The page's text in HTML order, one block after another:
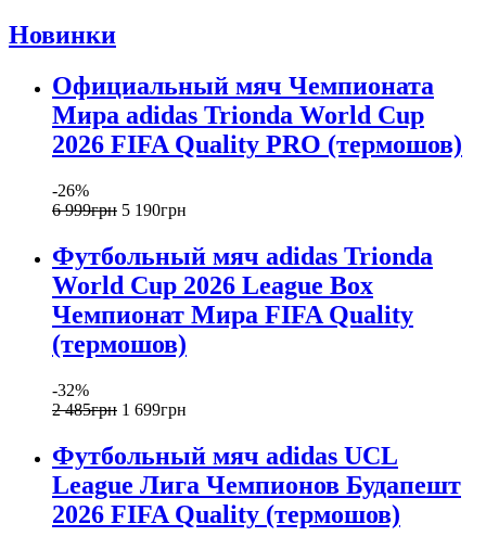
Новинки
Официальный мяч Чемпионата
Мира adidas Trionda World Cup
2026 FIFA Quality PRO (термошов)
-26%
6 999грн 5 190грн
Футбольный мяч adidas Trionda
World Cup 2026 League Box
Чемпионат Мира FIFA Quality
(термошов)
-32%
2 485грн 1 699грн
Футбольный мяч adidas UCL
League Лига Чемпионов Будапешт
2026 FIFA Quality (термошов)